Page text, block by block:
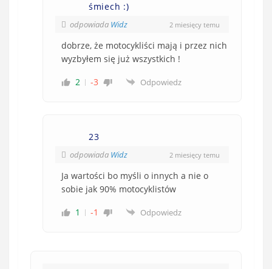
śmiech :)
odpowiada Widz 2 miesięcy temu
dobrze, że motocykliści mają i przez nich
wyzbyłem się już wszystkich !
2
-3 Odpowiedz
23
odpowiada Widz 2 miesięcy temu
Ja wartości bo myśli o innych a nie o
sobie jak 90% motocyklistów
1
-1 Odpowiedz